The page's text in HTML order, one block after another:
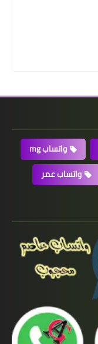
واتساب mg
واتساب عمر